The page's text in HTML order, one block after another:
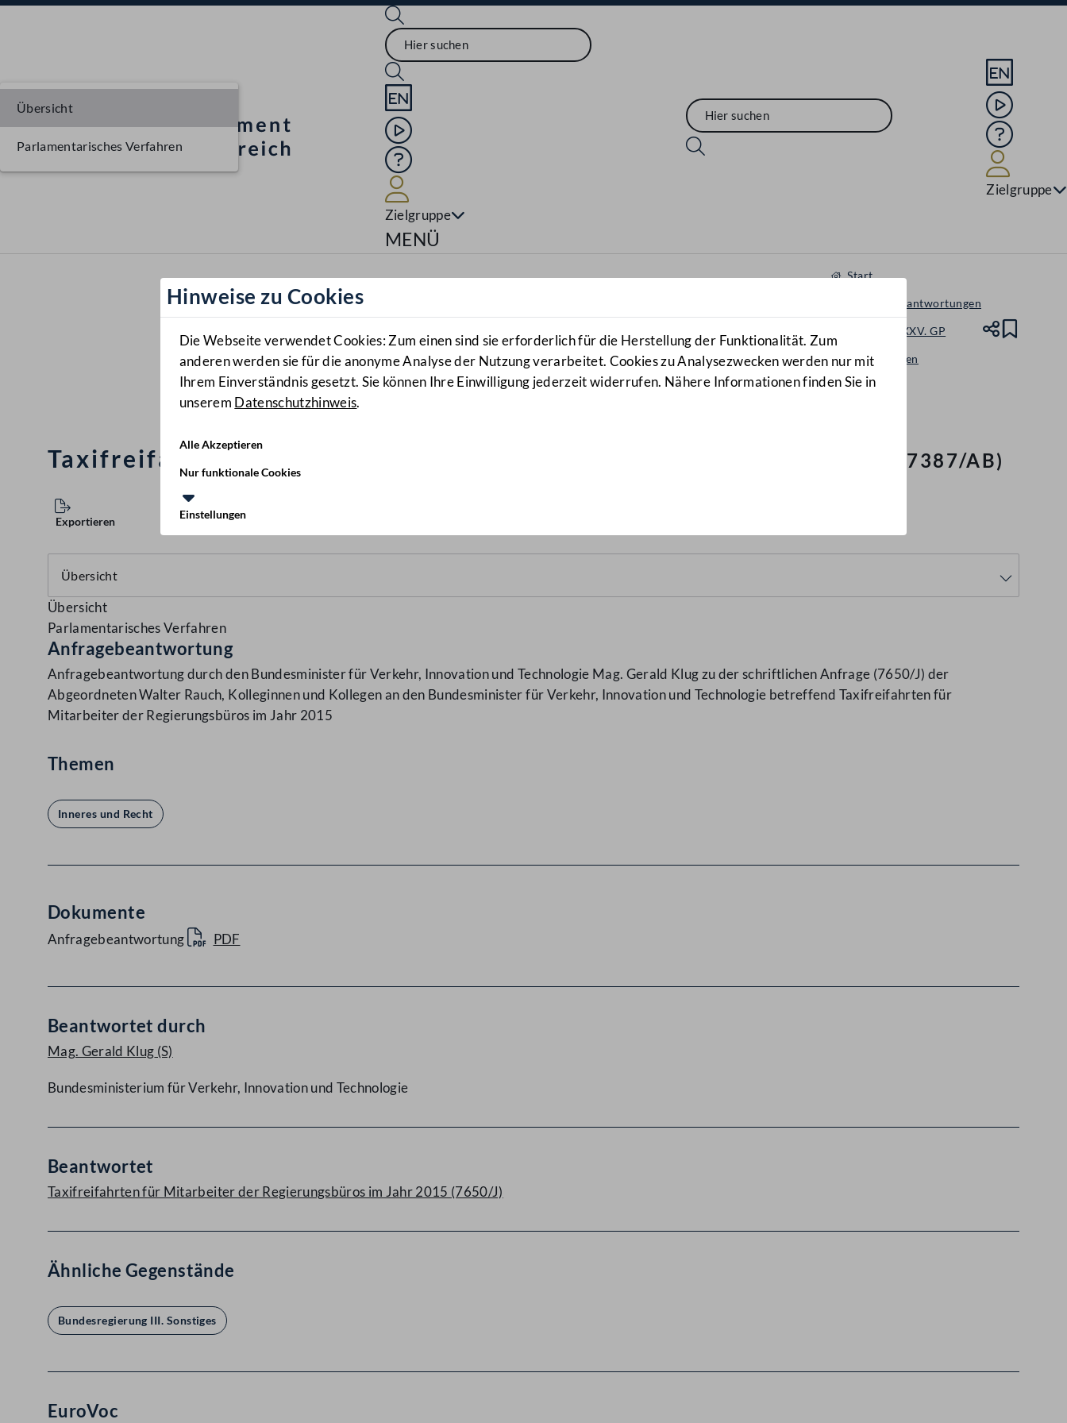
Sprache English
Mediathek
Hilfe
Zielgruppe
Navigationsmenü öffnen
MENÜ
Sprache
Mediathek
Hilfe
Zielgruppe
Hinweise zu Cookies
Die Webseite verwendet Cookies: Zum einen sind sie erforderlich für die Herstellung der Funktionalität. Zum
anderen werden sie für die anonyme Analyse der Nutzung verarbeitet. Cookies zu Analysezwecken werden nur mit
Ihrem Einverständnis gesetzt. Sie können Ihre Einwilligung jederzeit widerrufen. Nähere Informationen finden Sie in
unserem Datenschutzhinweis.
Alle Akzeptieren
Nur funktionale Cookies
Einstellungen
Start
Anfragen & Beantwortungen
Nationalrat - XXV. GP
Beantwortungen
7387/AB
Taxifreifahrten für Mitarbeiter der Regierungsbüros im Jahr 2015 (7387/AB)
Exportieren
Übersicht
Parlamentarisches Verfahren
Übersicht
Parlamentarisches Verfahren
Anfragebeantwortung
Anfragebeantwortung durch den Bundesminister für Verkehr, Innovation und Technologie Mag. Gerald Klug zu der schriftlichen Anfrage (7650/J) der
Abgeordneten Walter Rauch, Kolleginnen und Kollegen an den Bundesminister für Verkehr, Innovation und Technologie betreffend Taxifreifahrten für
Mitarbeiter der Regierungsbüros im Jahr 2015
Themen
Inneres und Recht
Dokumente
Anfragebeantwortung PDF
Beantwortet durch
Mag. Gerald Klug (S)
Bundesministerium für Verkehr, Innovation und Technologie
Beantwortet
Taxifreifahrten für Mitarbeiter der Regierungsbüros im Jahr 2015 (7650/J)
Ähnliche Gegenstände
Bundesregierung III. Sonstiges
EuroVoc